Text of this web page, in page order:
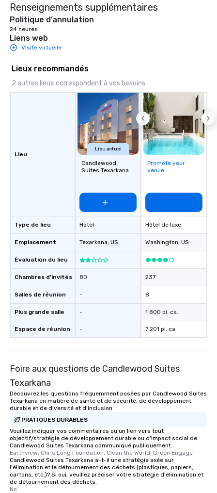
Renseignements supplémentaires
Politique d’annulation
24 heures
Liens web
Visite virtuelle
Lieux recommandés
2 autres lieux correspondent à vos besoins
Lieu
Type de lieu
Emplacement
Évaluation du lieu
Chambres d’invités
Salles de réunion
Plus grande salle
Espace de réunion
Lieu actuel
Candlewood
Suites Texarkana
Hotel
Texarkana, US
80
-
-
-
Promote your
venue
Hôtel de luxe
Washington, US
237
8
1 800 pi. ca.
7 201 pi. ca.
Foire aux questions de Candlewood Suites
Texarkana
Découvrez les questions fréquemment posées par Candlewood Suites
Texarkana en matière de santé et de sécurité, de développement
durable et de diversité et d'inclusion.
PRATIQUES DURABLES
Veuillez indiquer vos commentaires ou un lien vers tout
objectif/stratégie de développement durable ou d'impact social de
Candlewood Suites Texarkana communiqué publiquement.
Earthview, Chris Long Foundation, Clean the World, Green Engage
Candlewood Suites Texarkana a-t-il une stratégie axée sur
l'élimination et le détournement des déchets (plastiques, papiers,
cartons, etc.)? Si oui, veuillez préciser votre stratégie d'élimination et
de détournement des déchets.
No